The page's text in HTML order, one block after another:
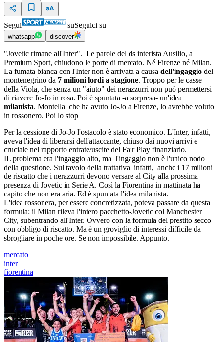
Segui suSeguici su
whatsapp discover
"Jovetic rimane all'Inter". Le parole del ds interista Ausilio, a
Premium Sport, chiudono le porte di mercato. Né Firenze né Milan.
La fumata bianca con l'Inter non è arrivata a causa dell'ingaggio del
montenegrino da 7 milioni lordi a stagione. Troppo per le casse
della Viola, che senza un "aiuto" dei nerazzurri non può permettersi
di riavere Jo-Jo in rosa. Poi è spuntata -a sorpresa- un'idea
milanista. Montella, che ha avuto Jo-Jo a Firenze, lo avrebbe voluto
in rossonero. Poi lo stop
Per la cessione di Jo-Jo l'ostacolo è stato economico. L'Inter, infatti,
aveva l'idea di liberarsi dell'attaccante, chiuso dai nuovi arrivi e
cruciale nel rapporto entrate/uscite del Fair Play finanziario.
IL problema era l'ingaggio alto, ma l'ingaggio non è l'unico nodo
della questione. Sul tavolo della trattativa, infatti, anche i 17 milioni
de riscatto che i nerazzurri devono versare al City alla prossima
presenza di Jovetic in Serie A. Così la Fiorentina in mattinata ha
capito che non era aria. Ed è spuntata l'idea milanista.
L'idea rossonera, per essere concretizzata, poteva passare da questa
formula: il Milan rileva l'intero pacchetto-Jovetic col Manchester
City, subentrando all'Inter. Ovvero con la formula del prestito secco
con obbligo di riscatto. Ma è un groviglio di interessi difficile da
sbrogliare in poche ore. Se non impossibile. Appunto.
mercato
inter
fiorentina